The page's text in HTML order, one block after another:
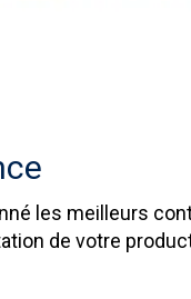
les meilleurs
de votre